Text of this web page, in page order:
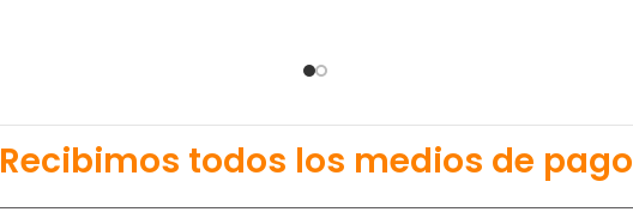
Recibimos todos los medios de pago